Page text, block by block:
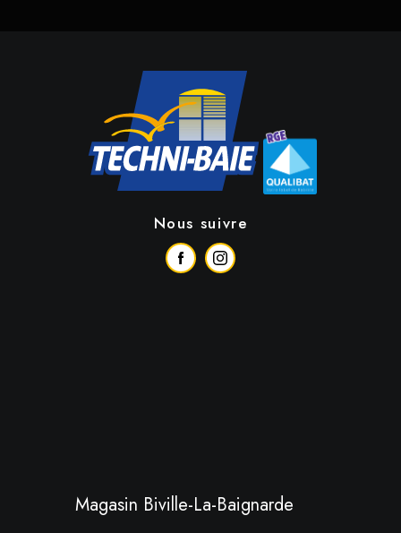
Nous suivre
Magasin Biville-La-Baignarde